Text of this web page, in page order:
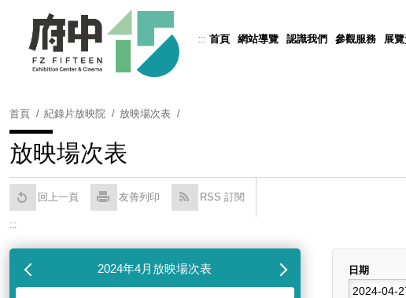
::: 首頁 網站導覽 認識我們 參觀服務 展
Powered by Translate
首頁 紀錄片放映院 放映場次表
放映場次表
回上一頁 友善列印 RSS 訂閱
:::
2024年4月放映場次表
日期
開始日期